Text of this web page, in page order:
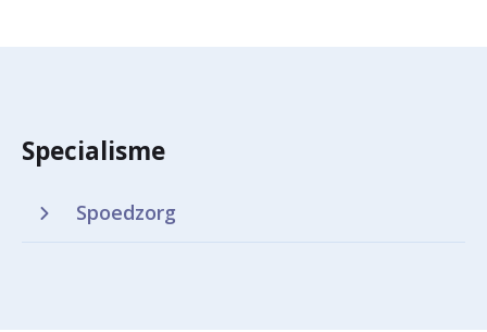
Specialisme
Spoedzorg